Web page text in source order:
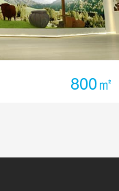
800㎡